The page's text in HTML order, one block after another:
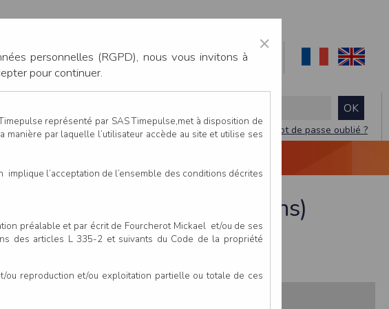
Mot de passe oublié ?
partir de Benjamin 14 ans)
×
personnelles (RGPD), nous vous invitons à
pour continuer.
représenté par SAS Timepulse,met à disposition de
par laquelle l’utilisateur accède au site et utilise ses
implique l’acceptation de l’ensemble des conditions décrites
préalable et par écrit de Fourcherot Mickael et/ou de ses
des articles L 335-2 et suivants du Code de la propriété
ou reproduction et/ou exploitation partielle ou totale de ces